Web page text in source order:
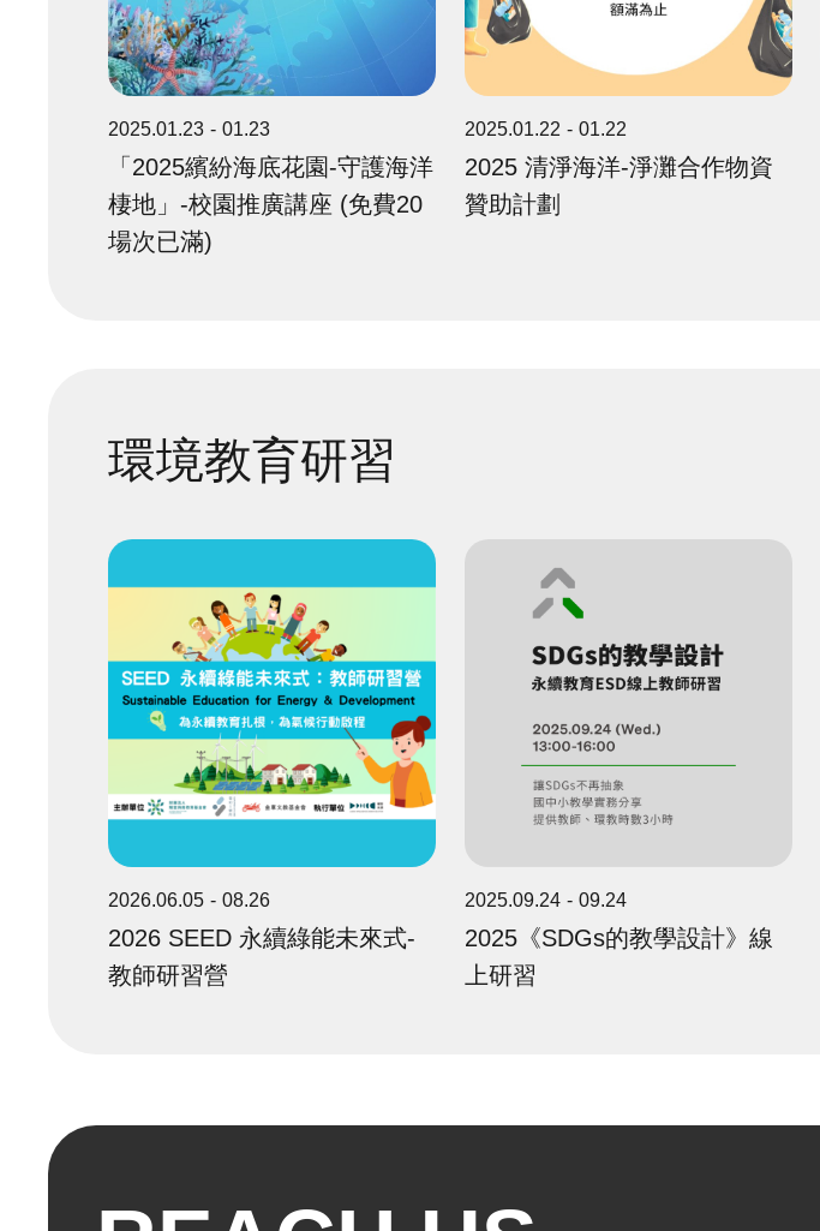
2025.01.23 01.23
「2025繽紛海底花園-守護海洋
棲地」-校園推廣講座 (免費20
場次已滿)
2025.01.22 01.22
2025 清淨海洋-淨灘合作物資
贊助計劃
環境教育研習
2026.06.05 08.26
2026 SEED 永續綠能未來式-
教師研習營
2025.09.24 09.24
2025《SDGs的教學設計》線
上研習